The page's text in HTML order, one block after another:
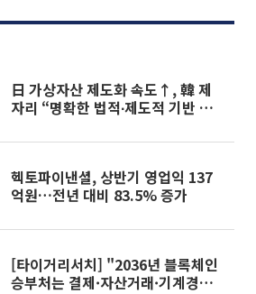
日 가상자산 제도화 속도↑, 韓 제
자리 “명확한 법적∙제도적 기반 마
헥토파이낸셜, 상반기 영업익 137
억원…전년 대비 83.5% 증가
[타이거리서치] "2036년 블록체인
승부처는 결제·자산거래·기계경제